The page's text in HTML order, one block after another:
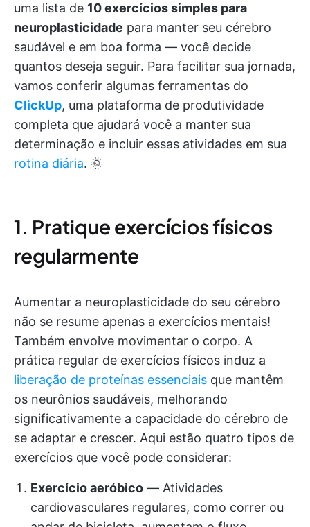
uma lista de 10 exercícios simples para
neuroplasticidade para manter seu cérebro
saudável e em boa forma — você decide
quantos deseja seguir. Para facilitar sua jornada,
vamos conferir algumas ferramentas do
ClickUp, uma plataforma de produtividade
completa que ajudará você a manter sua
determinação e incluir essas atividades em sua
rotina diária. 🌞
1. Pratique exercícios físicos
regularmente
Aumentar a neuroplasticidade do seu cérebro
não se resume apenas a exercícios mentais!
Também envolve movimentar o corpo. A
prática regular de exercícios físicos induz a
liberação de proteínas essenciais que mantêm
os neurônios saudáveis, melhorando
significativamente a capacidade do cérebro de
se adaptar e crescer. Aqui estão quatro tipos de
exercícios que você pode considerar:
Exercício aeróbico — Atividades
cardiovasculares regulares, como correr ou